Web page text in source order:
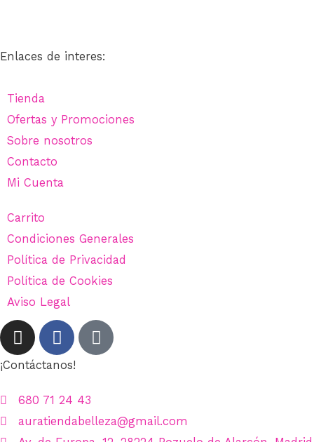
¡Contáctanos!
680 71 24 43
auratiendabelleza@gmail.com
Enlaces de interes:
Tienda
Ofertas y Promociones
Sobre nosotros
Contacto
Mi Cuenta
Carrito
Condiciones Generales
Política de Privacidad
Política de Cookies
Aviso Legal